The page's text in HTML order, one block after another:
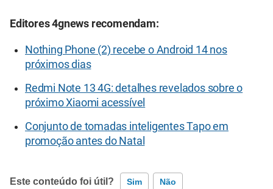
Editores 4gnews recomendam:
Nothing Phone (2) recebe o Android 14 nos
próximos dias
Redmi Note 13 4G: detalhes revelados sobre o
próximo Xiaomi acessível
Conjunto de tomadas inteligentes Tapo em
promoção antes do Natal
Este conteúdo foi útil? Sim Não